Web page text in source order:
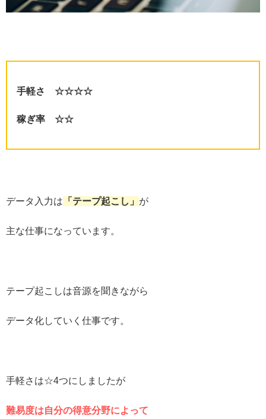
手軽さ ☆☆☆☆
稼ぎ率 ☆☆
データ入力は 「テープ起こし」 が
主な仕事になっています。
テープ起こしは音源を聞きながら
データ化していく仕事です。
手軽さは☆4つにしましたが
難易度は自分の得意分野によって